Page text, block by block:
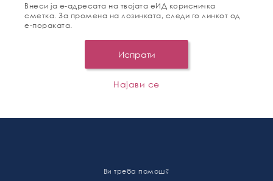
Внеси ја е-адресата на твојата еИД корисничка
сметка. За промена на лозинката, следи го линкот од
е-пораката.
Испрати
Најави се
Ви треба помош?